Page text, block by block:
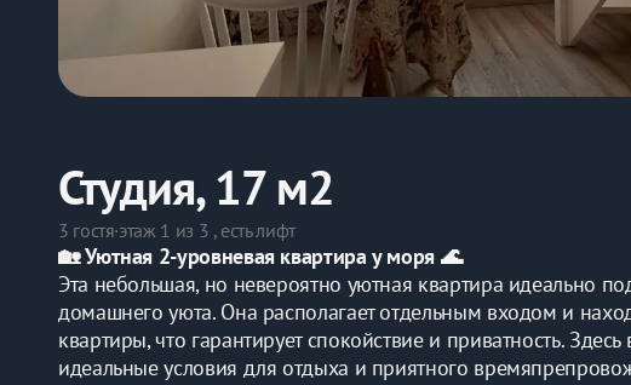
Студия, 17 м2
3 гостя·этаж 1 из 3 , есть лифт
🏡 Уютная 2-уровневая квартира у моря 🌊
Эта небольшая, но невероятно уютная квартира идеально
домашнего уюта. Она располагает отдельным входом и
квартиры, что гарантирует спокойствие и приватность.
идеальные условия для отдыха и приятного